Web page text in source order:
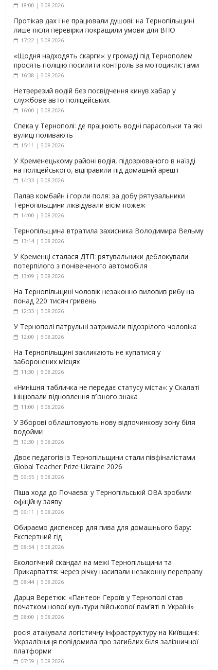
18:00 | 5.08.2026
Протікав дах і не працювали душові: на Тернопільщині
лише після перевірки покращили умови для ВПО
17:22 | 5.08.2026
«Щодня надходять скарги»: у громаді під Тернополем
просять поліцію посилити контроль за мотоциклістами
16:38 | 5.08.2026
Нетверезий водій без посвідчення кинув хабар у
службове авто поліцейських
16:00 | 5.08.2026
Спека у Тернополі: де працюють водні парасольки та які
вулиці поливають
15:11 | 5.08.2026
У Кременецькому районі водія, підозрюваного в наїзді
на поліцейського, відправили під домашній арешт
14:33 | 5.08.2026
Палав комбайн і горіли поля: за добу рятувальники
Тернопільщини ліквідували вісім пожеж
14:00 | 5.08.2026
Тернопільщина втратила захисника Володимира Вельму
13:14 | 5.08.2026
У Кременці сталася ДТП: рятувальники деблокували
потерпілого з понівеченого автомобіля
13:09 | 5.08.2026
На Тернопільщині чоловік незаконно виловив рибу на
понад 220 тисяч гривень
12:33 | 5.08.2026
У Тернополі патрульні затримали підозрілого чоловіка
12:00 | 5.08.2026
На Тернопільщині закликають не купатися у
заборонених місцях
11:30 | 5.08.2026
«Нинішня табличка не передає статусу міста»: у Скалаті
ініціювали відновлення в’їзного знака
11:00 | 5.08.2026
У Зборові облаштовують нову відпочинкову зону біля
водойми
10:30 | 5.08.2026
Двоє педагогів із Тернопільщини стали півфіналістами
Global Teacher Prize Ukraine 2026
09:55 | 5.08.2026
Піша хода до Почаєва: у Тернопільській ОВА зробили
офіційну заяву
09:11 | 5.08.2026
Обираємо диспенсер для пива для домашнього бару:
Експертний гід
08:54 | 5.08.2026
Екологічний скандал на межі Тернопільщини та
Прикарпаття: через річку насипали незаконну переправу
08:44 | 5.08.2026
Дарця Веретюк: «Пантеон Героїв у Тернополі став
початком нової культури військової пам’яті в Україні»
08:00 | 5.08.2026
росія атакувала логістичну інфраструктуру на Київщині:
Укрзалізниця повідомила про загиблих біля залізничної
платформи
07:59 | 5.08.2026